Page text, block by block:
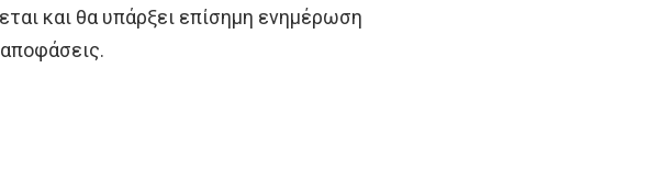
και θα υπάρξει επίσημη ενημέρωση